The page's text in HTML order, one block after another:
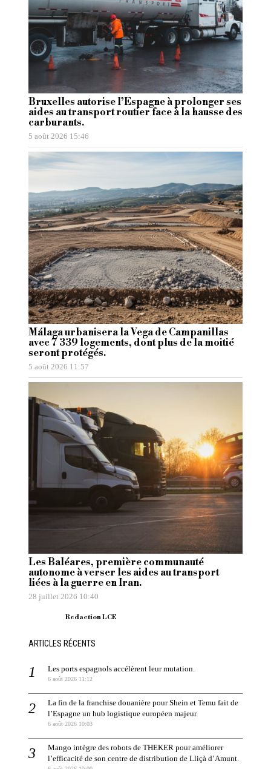
Bruxelles autorise l’Espagne à prolonger ses
aides au transport routier face à la hausse des
carburants.
5 août 2026 15:46
Málaga urbanisera la Vega de Campanillas
avec 7 339 logements, dont plus de la moitié
seront protégés.
5 août 2026 11:57
Les Baléares, première communauté
autonome à verser les aides au transport
liées à la guerre en Iran.
28 juillet 2026 10:40
Redaction LCE
ARTICLES RÉCENTS
Les ports espagnols accélèrent leur mutation.
6 août 2026 11:12
La fin de la franchise douanière pour Shein et Temu fait de
l’Espagne un hub logistique européen majeur.
6 août 2026 10:03
Mango intègre des robots de THEKER pour améliorer
l’efficacité de son centre de distribution de Lliçà d’Amunt.